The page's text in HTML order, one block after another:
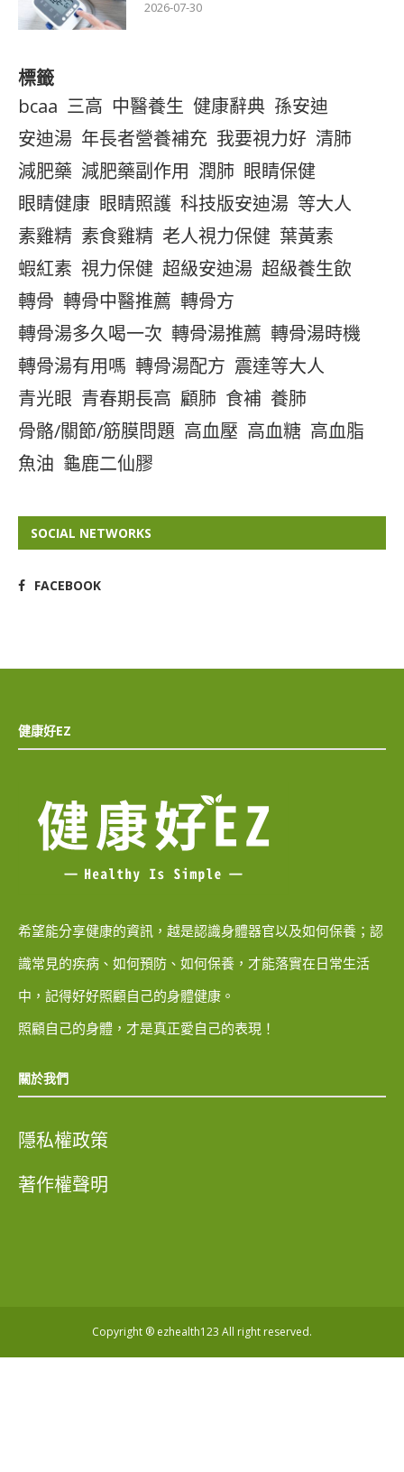
2026-07-30
標籤
bcaa 三高 中醫養生 健康辭典 孫安迪
安迪湯 年長者營養補充 我要視力好 清肺
減肥藥 減肥藥副作用 潤肺 眼睛保健
眼睛健康 眼睛照護 科技版安迪湯 等大人
素雞精 素食雞精 老人視力保健 葉黃素
蝦紅素 視力保健 超級安迪湯 超級養生飲
轉骨 轉骨中醫推薦 轉骨方
轉骨湯多久喝一次 轉骨湯推薦 轉骨湯時機
轉骨湯有用嗎 轉骨湯配方 震達等大人
青光眼 青春期長高 顧肺 食補 養肺
骨骼/關節/筋膜問題 高血壓 高血糖 高血脂
魚油 龜鹿二仙膠
SOCIAL NETWORKS
FACEBOOK
健康好EZ
希望能分享健康的資訊，越是認識身體器官以及如何保養；認
識常見的疾病、如何預防、如何保養，才能落實在日常生活
中，記得好好照顧自己的身體健康。
照顧自己的身體，才是真正愛自己的表現！
關於我們
隱私權政策
著作權聲明
Copyright ® ezhealth123 All right reserved.